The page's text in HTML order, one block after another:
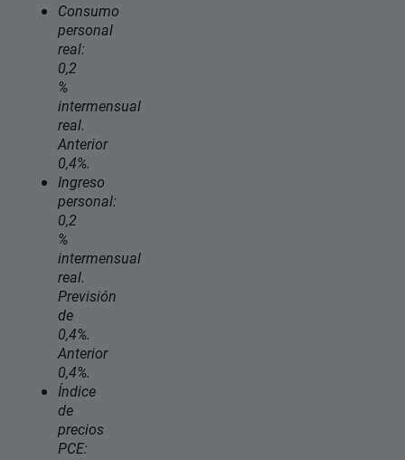
Consumo
personal
real:
0,2
%
intermensual
real.
Anterior
0,4%.
Ingreso
personal:
0,2
%
intermensual
real.
Previsión
de
0,4%.
Anterior
0,4%.
Índice
de
precios
PCE: